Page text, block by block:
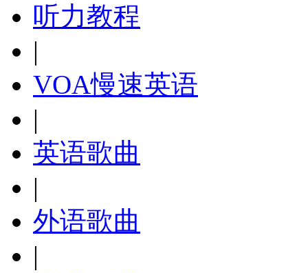
听力教程
|
VOA慢速英语
|
英语歌曲
|
外语歌曲
|